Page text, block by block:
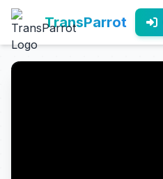
TransParrot